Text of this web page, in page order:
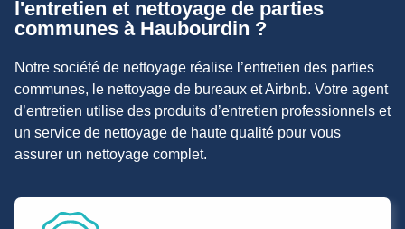
l'entretien et nettoyage de parties
communes à Haubourdin ?
Notre société de nettoyage réalise l’entretien des parties
communes, le nettoyage de bureaux et Airbnb. Votre agent
d’entretien utilise des produits d’entretien professionnels et
un service de nettoyage de haute qualité pour vous
assurer un nettoyage complet.